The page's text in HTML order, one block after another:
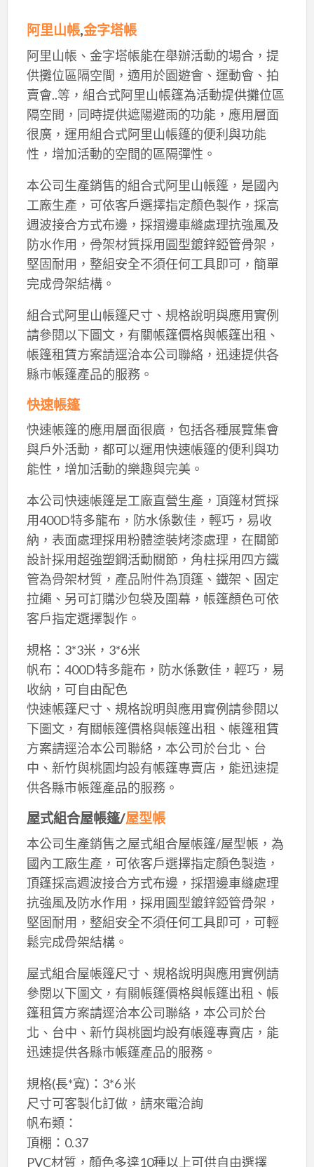
阿里山帳,金字塔帳
阿里山帳、金字塔帳能在舉辦活動的場合，提
供攤位區隔空間，適用於園遊會、運動會、拍
賣會..等，組合式阿里山帳篷為活動提供攤位區
隔空間，同時提供遮陽避雨的功能，應用層面
很廣，運用組合式阿里山帳篷的便利與功能
性，增加活動的空間的區隔彈性。
本公司生產銷售的組合式阿里山帳篷，是國內
工廠生產，可依客戶選擇指定顏色製作，採高
週波接合方式布邊，採摺邊車縫處理抗強風及
防水作用，骨架材質採用圓型鍍鋅錏管骨架，
堅固耐用，整組安全不須任何工具即可，簡單
完成骨架結構。
組合式阿里山帳篷尺寸、規格說明與應用實例
請參閱以下圖文，有關帳篷價格與帳篷出租、
帳篷租賃方案請逕洽本公司聯絡，迅速提供各
縣市帳篷產品的服務。
快速帳篷
快速帳篷的應用層面很廣，包括各種展覽集會
與戶外活動，都可以運用快速帳篷的便利與功
能性，增加活動的樂趣與完美。
本公司快速帳篷是工廠直營生產，頂篷材質採
用400D特多龍布，防水係數佳，輕巧，易收
納，表面處理採用粉體塗裝烤漆處理，在關節
設計採用超強塑鋼活動關節，角柱採用四方鐵
管為骨架材質，產品附件為頂篷、鐵架、固定
拉繩、另可訂購沙包袋及圍幕，帳篷顏色可依
客戶指定選擇製作。
規格：3*3米，3*6米
帆布：400D特多龍布，防水係數佳，輕巧，易
收納，可自由配色
快速帳篷尺寸、規格說明與應用實例請參閱以
下圖文，有關帳篷價格與帳篷出租、帳篷租賃
方案請逕洽本公司聯絡，本公司於台北、台
中、新竹與桃園均設有帳篷專賣店，能迅速提
供各縣市帳篷產品的服務。
屋式組合屋帳篷/屋型帳
本公司生產銷售之屋式組合屋帳篷/屋型帳，為
國內工廠生產，可依客戶選擇指定顏色製造，
頂篷採高週波接合方式布邊，採摺邊車縫處理
抗強風及防水作用，採用圓型鍍鋅錏管骨架，
堅固耐用，整組安全不須任何工具即可，可輕
鬆完成骨架結構。
屋式組合屋帳篷尺寸、規格說明與應用實例請
參閱以下圖文，有關帳篷價格與帳篷出租、帳
篷租賃方案請逕洽本公司聯絡，本公司於台
北、台中、新竹與桃園均設有帳篷專賣店，能
迅速提供各縣市帳篷產品的服務。
規格(長*寬)：3*6 米
尺寸可客製化訂做，請來電洽詢
帆布類：
頂棚：0.37
PVC材質，顏色多達10種以上可供自由選擇